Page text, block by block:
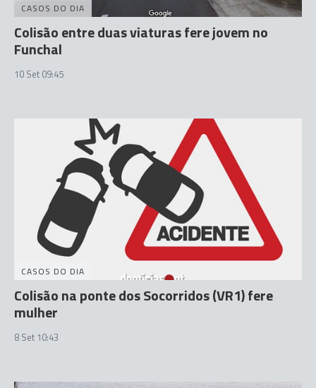
CASOS DO DIA
Colisão entre duas viaturas fere jovem no
Funchal
10 Set 09:45
CASOS DO DIA
Colisão na ponte dos Socorridos (VR1) fere
mulher
8 Set 10:43